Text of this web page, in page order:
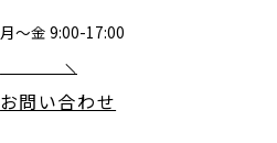
月〜金 9:00-17:00
お問い合わせ